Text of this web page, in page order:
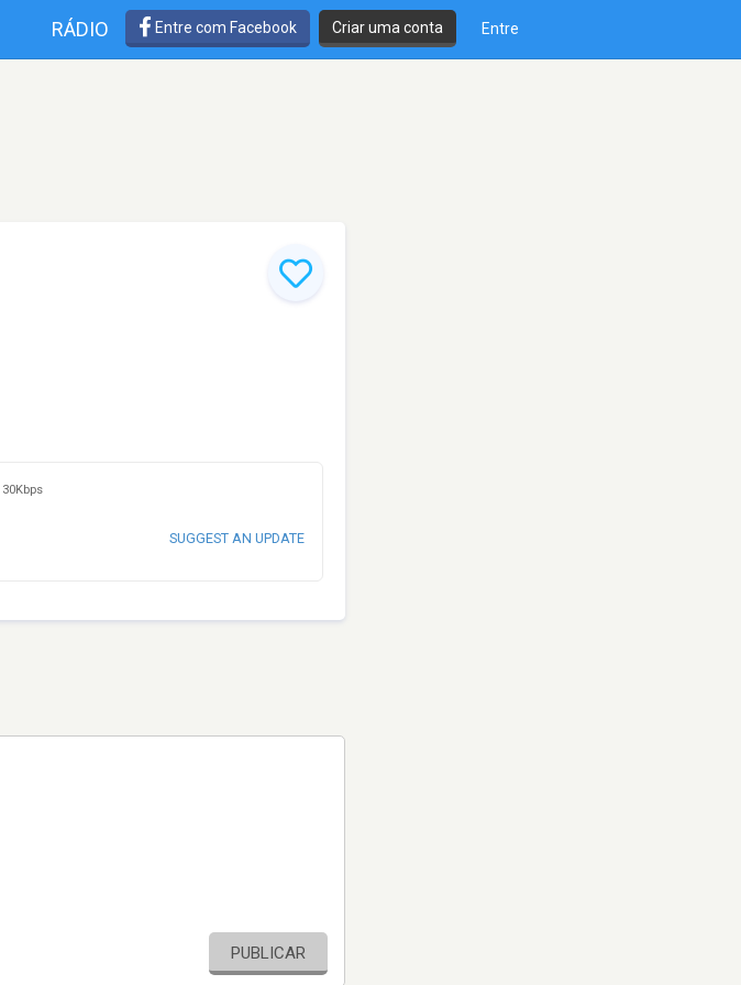
RÁDIO Entre com Facebook Criar uma conta Entre
30Kbps
SUGGEST AN UPDATE
PUBLICAR